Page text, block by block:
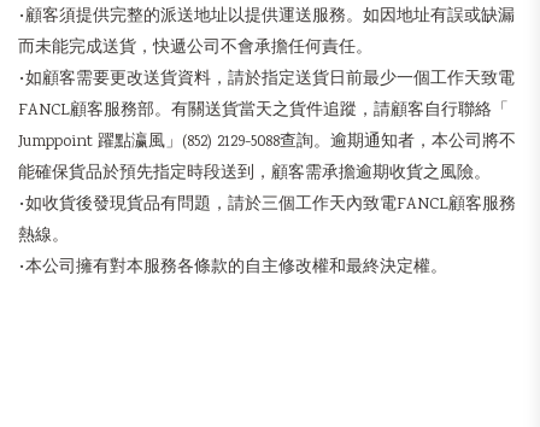
•顧客須提供完整的派送地址以提供運送服務。如因地址有誤或缺漏
而未能完成送貨，快遞公司不會承擔任何責任。
•如顧客需要更改送貨資料，請於指定送貨日前最少一個工作天致電
FANCL顧客服務部。有關送貨當天之貨件追蹤，請顧客自行聯絡「
Jumppoint 躍點瀛風」(852) 2129-5088查詢。逾期通知者，本公司將不
能確保貨品於預先指定時段送到，顧客需承擔逾期收貨之風險。
•如收貨後發現貨品有問題，請於三個工作天內致電FANCL顧客服務
熱線。
•本公司擁有對本服務各條款的自主修改權和最終決定權。